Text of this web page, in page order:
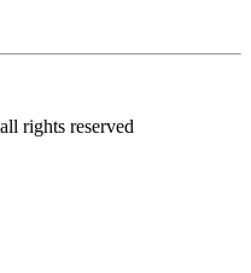
rights reserved